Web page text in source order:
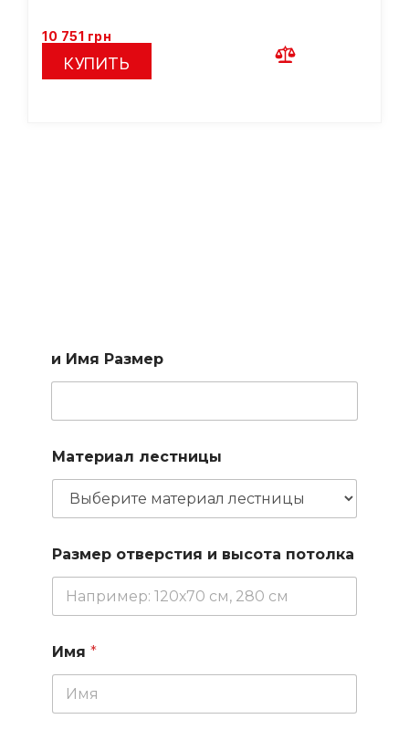
10 751 грн
КУПИТЬ
и Имя Размер
Материал лестницы
Размер отверстия и высота потолка
Имя *